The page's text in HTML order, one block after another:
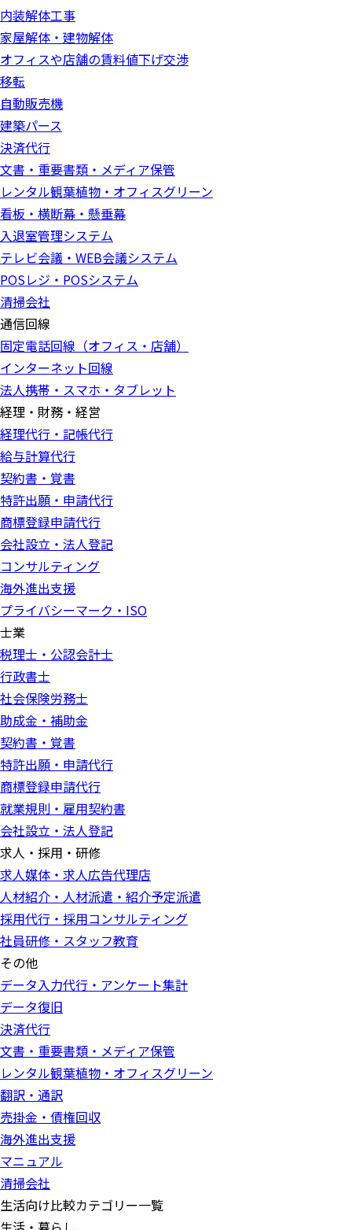
内装解体工事
家屋解体・建物解体
オフィスや店舗の賃料値下げ交渉
移転
自動販売機
建築パース
決済代行
文書・重要書類・メディア保管
レンタル観葉植物・オフィスグリーン
看板・横断幕・懸垂幕
入退室管理システム
テレビ会議・WEB会議システム
POSレジ・POSシステム
清掃会社
通信回線
固定電話回線（オフィス・店舗）
インターネット回線
法人携帯・スマホ・タブレット
経理・財務・経営
経理代行・記帳代行
給与計算代行
契約書・覚書
特許出願・申請代行
商標登録申請代行
会社設立・法人登記
コンサルティング
海外進出支援
プライバシーマーク・ISO
士業
税理士・公認会計士
行政書士
社会保険労務士
助成金・補助金
契約書・覚書
特許出願・申請代行
商標登録申請代行
就業規則・雇用契約書
会社設立・法人登記
求人・採用・研修
求人媒体・求人広告代理店
人材紹介・人材派遣・紹介予定派遣
採用代行・採用コンサルティング
社員研修・スタッフ教育
その他
データ入力代行・アンケート集計
データ復旧
決済代行
文書・重要書類・メディア保管
レンタル観葉植物・オフィスグリーン
翻訳・通訳
売掛金・債権回収
海外進出支援
マニュアル
清掃会社
生活向け比較カテゴリー一覧